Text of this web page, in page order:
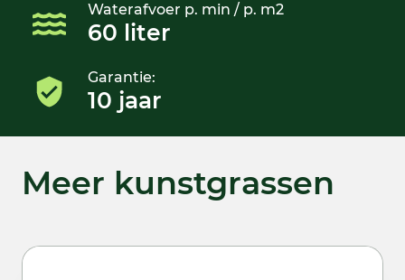
Waterafvoer p. min / p. m2
60 liter
Garantie:
10 jaar
Meer kunstgrassen